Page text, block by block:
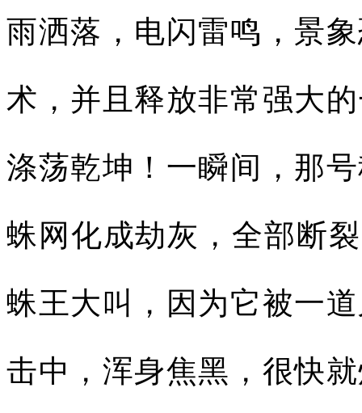
雨洒落，电闪雷鸣，景
术，并且释放非常强大
涤荡乾坤！一瞬间，那
蛛网化成劫灰，全部断
蛛王大叫，因为它被一
击中，浑身焦黑，很快